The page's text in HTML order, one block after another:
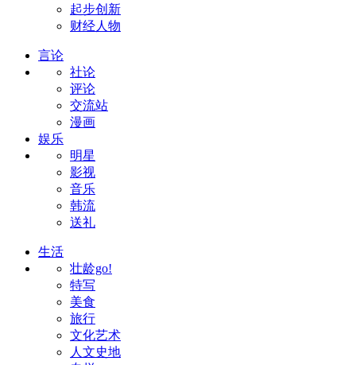
起步创新
财经人物
言论
社论
评论
交流站
漫画
娱乐
明星
影视
音乐
韩流
送礼
生活
壮龄go!
特写
美食
旅行
文化艺术
人文史地